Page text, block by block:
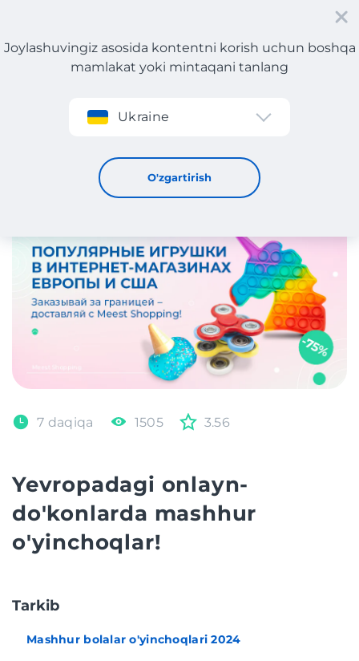
Roʻyxatdan oʻtish
Joylashuvingiz asosida kontentni korish uchun boshqa
mamlakat yoki mintaqani tanlang
Ukraine
O'zgartirish
Yevropadagi onlayn-do'konlarda mashhur o'yinchoqlar!
7 daqiqa 1505 3.56
Yevropadagi onlayn-
do'konlarda mashhur
o'yinchoqlar!
Tarkib
Mashhur bolalar o'yinchoqlari 2024